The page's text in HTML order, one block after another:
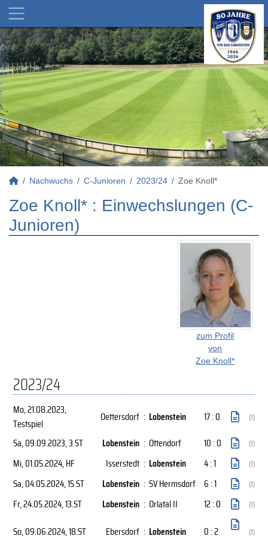
Nachwuchs C-Junioren 2023/24 Zoe Knoll*
Zoe Knoll* : Einwechslungen (C-
Junioren)
zum Profil
von
Zoe Knoll*
2023/24
Mo, 21.08.2023,
Testspiel
Oettersdorf : Lobenstein 17 : 0 (1)
Sa, 09.09.2023, 3.ST Lobenstein : Ottendorf 10 : 0 (1)
Mi, 01.05.2024, HF Isserstedt : Lobenstein 4 : 1 (1)
Sa, 04.05.2024, 15.ST Lobenstein : SV Hermsdorf 6 : 1 (1)
Fr, 24.05.2024, 13.ST Lobenstein : Orlatal II 12 : 0 (1)
So, 09.06.2024, 18.ST Ebersdorf : Lobenstein 0 : 2 (1)